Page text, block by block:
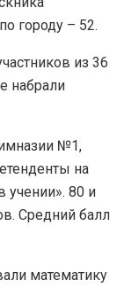
городу – 52.
из 36
набрали
№1,
на
учении». 80 и
Средний балл
математику